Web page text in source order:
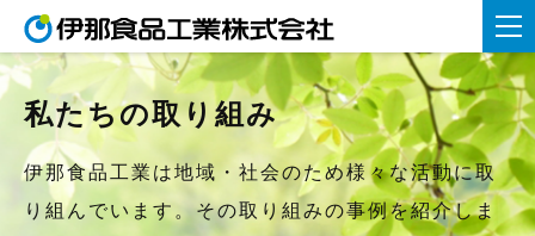
私たちの取り組み
伊那食品工業は地域・社会のため様々な活動に取
り組んでいます。その取り組みの事例を紹介しま